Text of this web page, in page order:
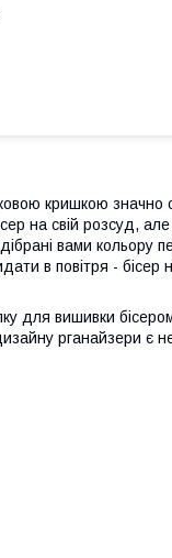
кришкою значно
на свій розсуд, але
вами кольору
в повітря - бісер
для вишивки
рганайзери є